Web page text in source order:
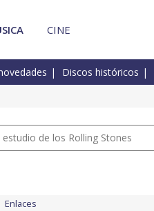
CINE
Discos históricos
de los Rolling Stones
Enlaces